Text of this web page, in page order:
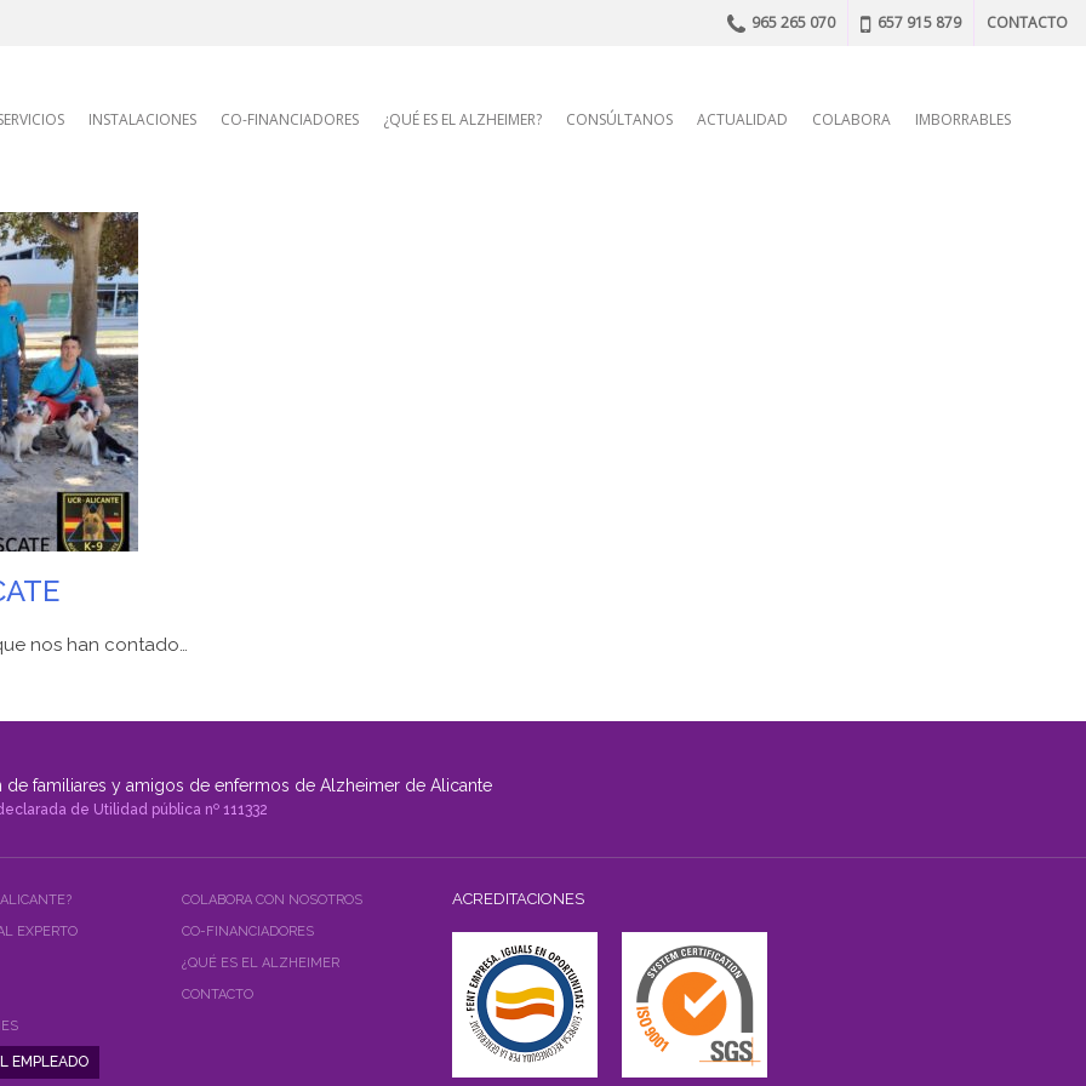
965 265 070 657 915 879 CONTACTO
INSTALACIONES CO-FINANCIADORES ¿QUÉ ES EL ALZHEIMER? CONSÚLTANOS ACTUALIDAD COLABORA IMBORRABLES
nos han contado…
de familiares y amigos de enfermos de Alzheimer de Alicante
de Utilidad pública nº 111332
EXPERTO
COLABORA CON NOSOTROS
CO-FINANCIADORES
¿QUÉ ES EL ALZHEIMER
CONTACTO
ACREDITACIONES